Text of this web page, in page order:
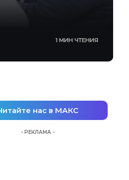
1 МИН ЧТЕНИЯ
нас в МАКС
- РЕКЛАМА -